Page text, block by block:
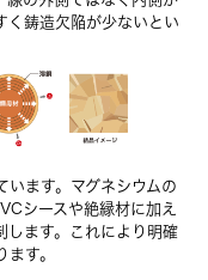
く鋳造欠陥が少ないとい
ます。マグネシウムの
シースや絶縁材に加え
します。これにより明確
す。